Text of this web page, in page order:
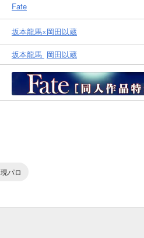
Fate
坂本龍馬×岡田以蔵
坂本龍馬 岡田以蔵
現パロ